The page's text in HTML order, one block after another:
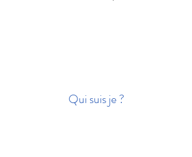
Qui suis je ?